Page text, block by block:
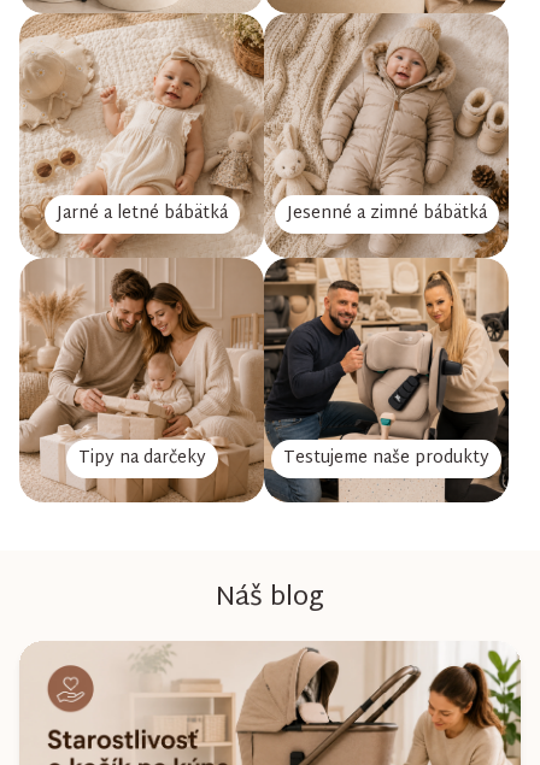
Jarné a letné bábätká Jesenné a zimné bábätká
Tipy na darčeky Testujeme naše produkty
Náš blog